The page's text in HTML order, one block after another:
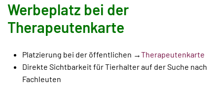
Werbeplatz bei der
Therapeutenkarte
Platzierung bei der öffentlichen →Therapeutenkarte
Direkte Sichtbarkeit für Tierhalter auf der Suche nach
Fachleuten